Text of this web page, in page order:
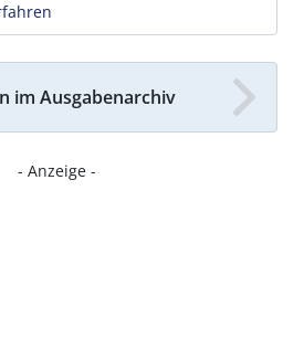
im Ausgabenarchiv
- Anzeige -